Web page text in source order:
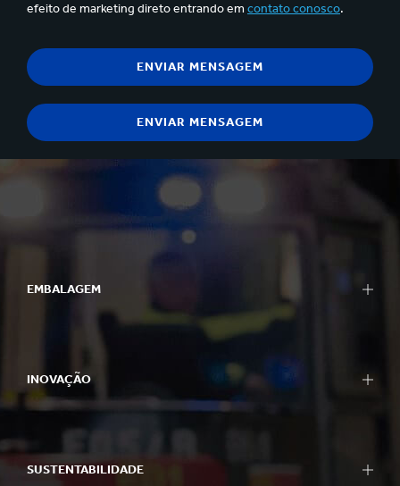
efeito de marketing direto entrando em contato conosco.
EMBALAGEM
INOVAÇÃO
SUSTENTABILIDADE